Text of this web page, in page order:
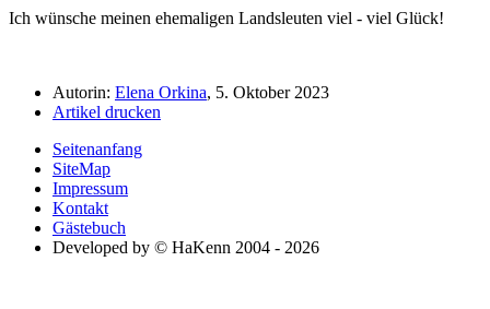
Ich wünsche meinen ehemaligen Landsleuten viel - viel Glück!
Autorin: Elena Orkina, 5. Oktober 2023
Artikel drucken
Seitenanfang
SiteMap
Impressum
Kontakt
Gästebuch
Developed by © HaKenn 2004 - 2026